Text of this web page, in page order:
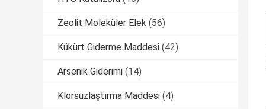
Zeolit ​​Moleküler Elek (56)
Kükürt Giderme Maddesi (42)
Arsenik Giderimi (14)
Klorsuzlaştırma Maddesi (4)